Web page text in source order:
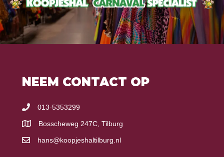
NEEM CONTACT OP
013-5353299
Bosscheweg 247C, Tilburg
hans@koopjeshaltilburg.nl